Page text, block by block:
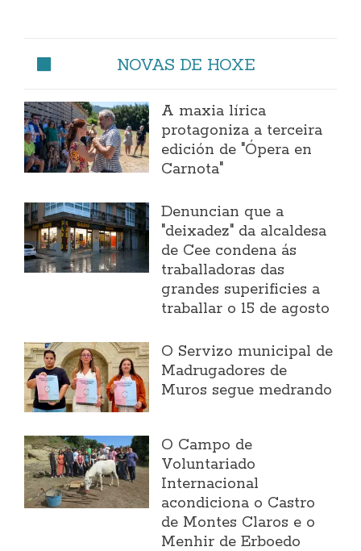
NOVAS DE HOXE
A maxia lírica
protagoniza a terceira
edición de "Ópera en
Carnota"
Denuncian que a
"deixadez" da alcaldesa
de Cee condena ás
traballadoras das
grandes superificies a
traballar o 15 de agosto
O Servizo municipal de
Madrugadores de
Muros segue medrando
O Campo de
Voluntariado
Internacional
acondiciona o Castro
de Montes Claros e o
Menhir de Erboedo